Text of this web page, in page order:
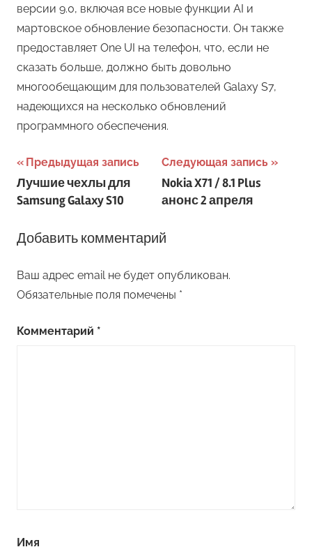
версии 9.0, включая все новые функции AI и
мартовское обновление безопасности. Он также
предоставляет One UI на телефон, что, если не
сказать больше, должно быть довольно
многообещающим для пользователей Galaxy S7,
надеющихся на несколько обновлений
программного обеспечения.
Навигация
по
Предыдущая запись
Лучшие чехлы для
Samsung Galaxy S10
Следующая запись
Nokia X71 / 8.1 Plus
анонс 2 апреля
Добавить комментарий
Ваш адрес email не будет опубликован.
Обязательные поля помечены *
Комментарий *
Имя